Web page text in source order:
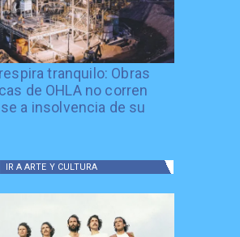
tranquilo: Obras
de OHLA no corren
a insolvencia de su
IR A ARTE Y CULTURA